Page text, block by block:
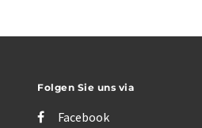
Folgen Sie uns via
Facebook